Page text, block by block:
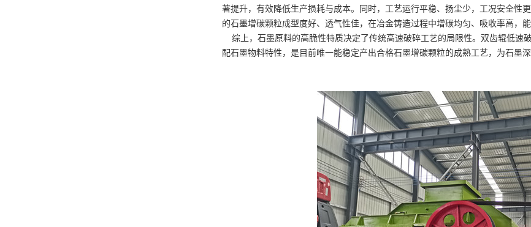
著提升，有效降低生产损耗与成本。同时，工艺运行平稳、扬尘少，工况安全性
的石墨增碳颗粒成型度好、透气性佳，在冶金铸造过程中增碳均匀、吸收率高，
综上，石墨原料的高脆性特质决定了传统高速破碎工艺的局限性。双齿辊低速
配石墨物料特性，是目前唯一能稳定产出合格石墨增碳颗粒的成熟工艺，为石墨